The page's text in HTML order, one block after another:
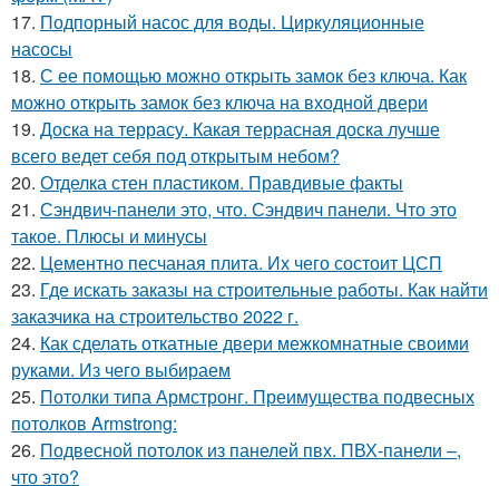
17. Подпорный насос для воды. Циркуляционные
насосы
18. С ее помощью можно открыть замок без ключа. Как
можно открыть замок без ключа на входной двери
19. Доска на террасу. Какая террасная доска лучше
всего ведет себя под открытым небом?
20. Отделка стен пластиком. Правдивые факты
21. Сэндвич-панели это, что. Сэндвич панели. Что это
такое. Плюсы и минусы
22. Цементно песчаная плита. Их чего состоит ЦСП
23. Где искать заказы на строительные работы. Как найти
заказчика на строительство 2022 г.
24. Как сделать откатные двери межкомнатные своими
руками. Из чего выбираем
25. Потолки типа Армстронг. Преимущества подвесных
потолков Armstrong:
26. Подвесной потолок из панелей пвх. ПВХ-панели –,
что это?